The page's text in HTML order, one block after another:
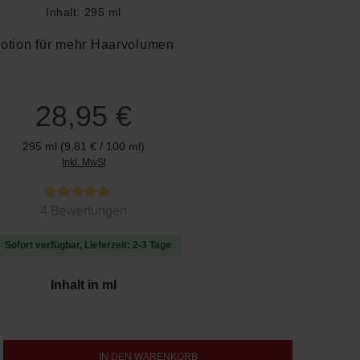
Inhalt: 295 ml
Lotion für mehr Haarvolumen
28,95 €
295 ml (9,81 € / 100 ml)
Inkl. MwSt
5 von 5 Sternen
4 Bewertungen
Sofort verfügbar, Lieferzeit: 2-3 Tage
Inhalt in ml
den gewünschten Wert ein oder
IN DEN WARENKORB